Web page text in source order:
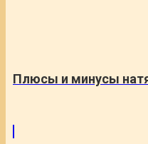
Плюсы и минусы